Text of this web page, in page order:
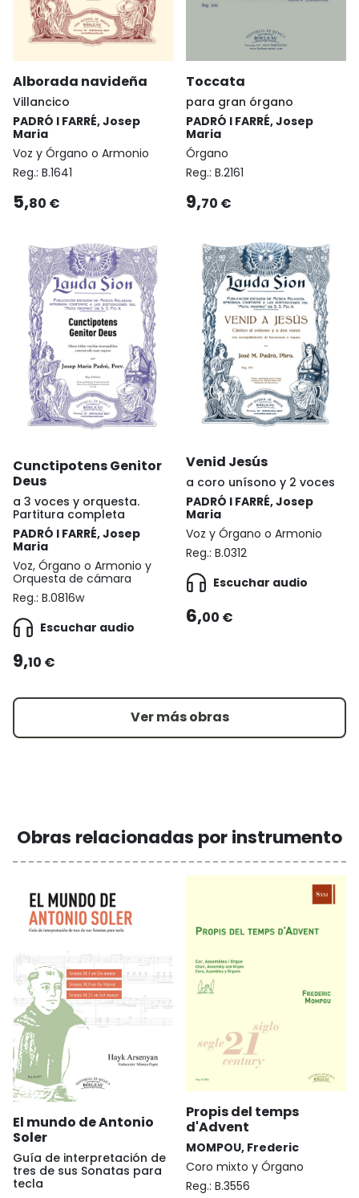
Alborada navideña
Villancico
PADRÓ I FARRÉ, Josep
Maria
Voz y Órgano o Armonio
Reg.: B.1641
5,80 €
Toccata
para gran órgano
PADRÓ I FARRÉ, Josep
Maria
Órgano
Reg.: B.2161
9,70 €
Cunctipotens Genitor
Deus
a 3 voces y orquesta.
Partitura completa
PADRÓ I FARRÉ, Josep
Maria
Voz, Órgano o Armonio y
Orquesta de cámara
Reg.: B.0816w
Escuchar audio
9,10 €
Venid Jesús
a coro unísono y 2 voces
PADRÓ I FARRÉ, Josep
Maria
Voz y Órgano o Armonio
Reg.: B.0312
Escuchar audio
6,00 €
Ver más obras
Obras relacionadas por instrumento
El mundo de Antonio
Soler
Guía de interpretación de
tres de sus Sonatas para
tecla
Propis del temps
d'Advent
MOMPOU, Frederic
Coro mixto y Órgano
Reg.: B.3556